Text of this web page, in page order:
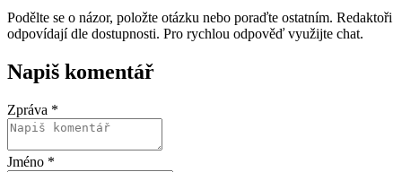
Podělte se o názor, položte otázku nebo poraďte ostatním. Redaktoři
odpovídají dle dostupnosti. Pro rychlou odpověď využijte chat.
Napiš komentář
Zpráva *
Jméno *